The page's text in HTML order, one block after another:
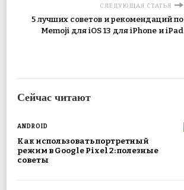
СЛЕДУЮЩАЯ СТАТЬЯ
5 лучших советов и рекомендаций по
Memoji для iOS 13 для iPhone и iPad
Сейчас читают
ANDROID
Как использовать портретный
режим в Google Pixel 2: полезные
советы